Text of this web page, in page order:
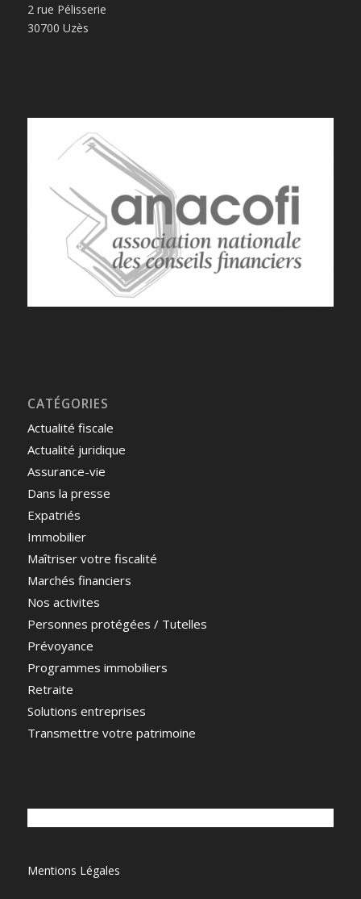
2 rue Pélisserie
30700 Uzès
CATÉGORIES
Actualité fiscale
Actualité juridique
Assurance-vie
Dans la presse
Expatriés
Immobilier
Maîtriser votre fiscalité
Marchés financiers
Nos activites
Personnes protégées / Tutelles
Prévoyance
Programmes immobiliers
Retraite
Solutions entreprises
Transmettre votre patrimoine
Mentions Légales